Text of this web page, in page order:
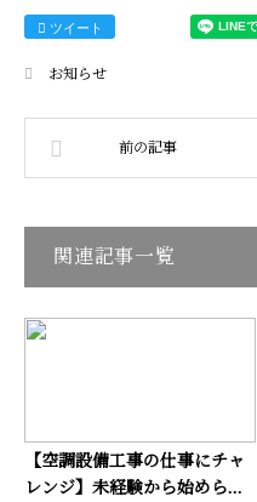
ツイート
お知らせ
関連記事一覧
【空調設備工事の仕事にチャ
レンジ】未経験から始めら...